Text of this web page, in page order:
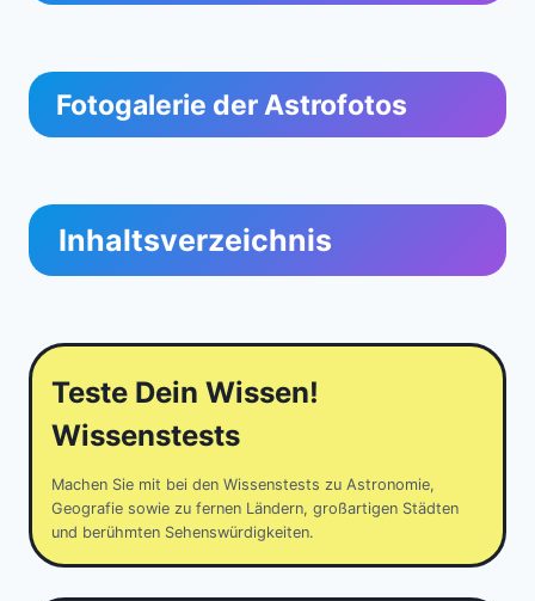
Fotogalerie der Astrofotos
Inhaltsverzeichnis
Teste Dein Wissen!
Wissenstests
Machen Sie mit bei den Wissenstests zu Astronomie,
Geografie sowie zu fernen Ländern, großartigen Städten
und berühmten Sehenswürdigkeiten.